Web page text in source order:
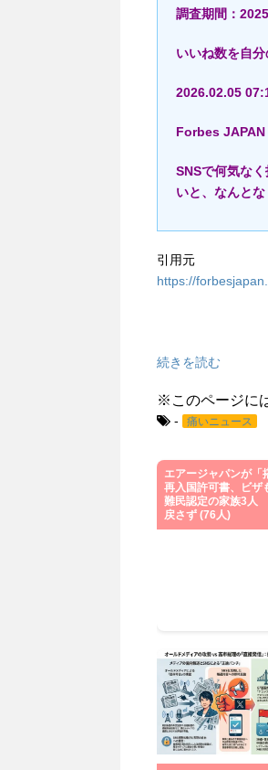
調査期間：
いいね数を自
2026.02.05
Forbes
SNSで何気な
いと、なんと
引用元
https://
続きを読む
※このページに
- 痛いニュース
エアージャパンが
再入国許可書、ビ
難民認定の家族3人
戻さず (76人)